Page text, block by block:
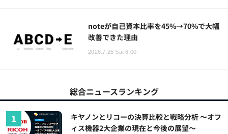
noteが自己資本比率を45%→70%で大幅
改善できた理由
2026.7.25 Sat 6:00
総合ニュースランキング
キヤノンとリコーの決算比較と戦略分析 ～オフ
ィス機器2大企業の現在と今後の展望～